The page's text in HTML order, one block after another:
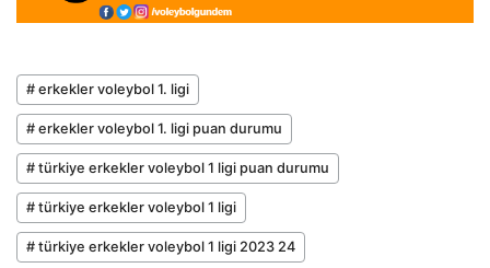
# erkekler voleybol 1. ligi
# erkekler voleybol 1. ligi puan durumu
# türkiye erkekler voleybol 1 ligi puan durumu
# türkiye erkekler voleybol 1 ligi
# türkiye erkekler voleybol 1 ligi 2023 24